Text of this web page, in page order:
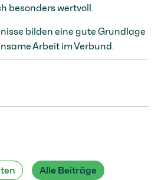
besonders wertvoll.
bilden eine gute Grundlage
Arbeit im Verbund.
Alle Beiträge